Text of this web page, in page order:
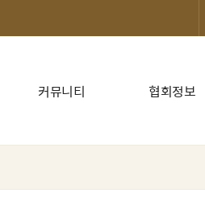
커뮤니티 협회정보